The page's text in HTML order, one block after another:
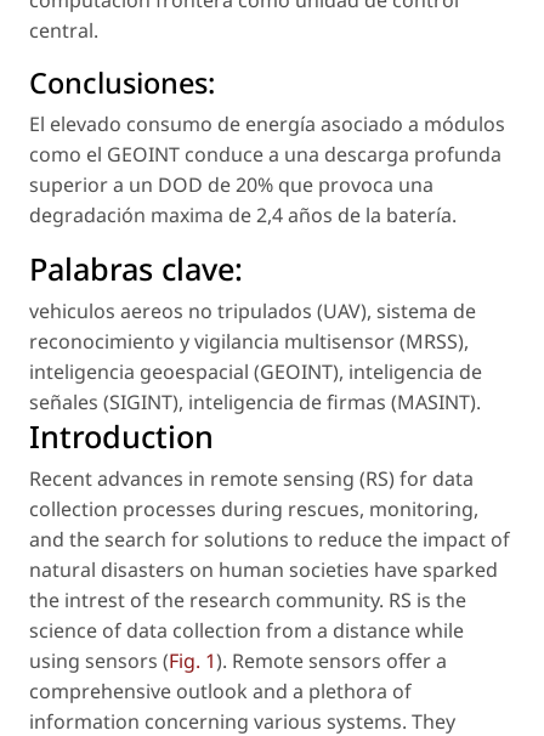
central.
Conclusiones:
El elevado consumo de energía asociado a módulos
como el GEOINT conduce a una descarga profunda
superior a un DOD de 20% que provoca una
degradación maxima de 2,4 años de la batería.
Palabras clave:
vehiculos aereos no tripulados (UAV), sistema de
reconocimiento y vigilancia multisensor (MRSS),
inteligencia geoespacial (GEOINT), inteligencia de
señales (SIGINT), inteligencia de firmas (MASINT).
Introduction
Recent advances in remote sensing (RS) for data
collection processes during rescues, monitoring,
and the search for solutions to reduce the impact of
natural disasters on human societies have sparked
the intrest of the research community. RS is the
science of data collection from a distance while
using sensors (Fig. 1). Remote sensors offer a
comprehensive outlook and a plethora of
information concerning various systems. They